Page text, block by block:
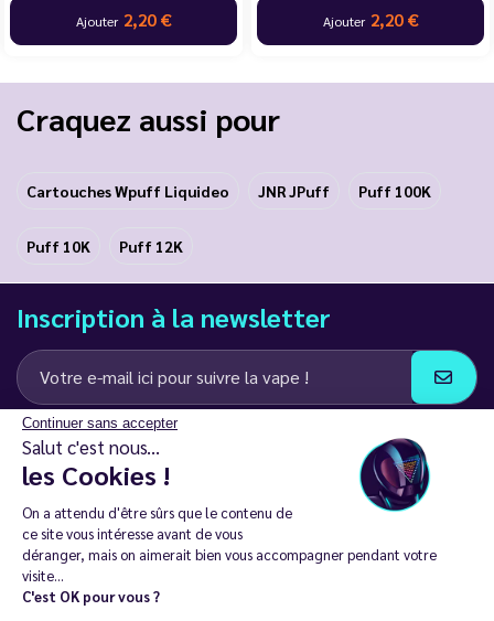
Continuer sans accepter
Salut c'est nous...
les Cookies !
On a attendu d'être sûrs que le contenu de
ce site vous intéresse avant de vous
déranger, mais on aimerait bien vous accompagner pendant votre
visite...
C'est OK pour vous ?
Ajouter 2,20 € Ajouter 2,20 €
Craquez aussi pour
Cartouches Wpuff Liquideo JNR JPuff Puff 100K
Puff 10K Puff 12K
Inscription à la newsletter
J’accepte de recevoir des communications e-mail et SMS de la part de
LD Groupe
Restez en contact
La vente de cigarette électronique est interdite chez les moins de